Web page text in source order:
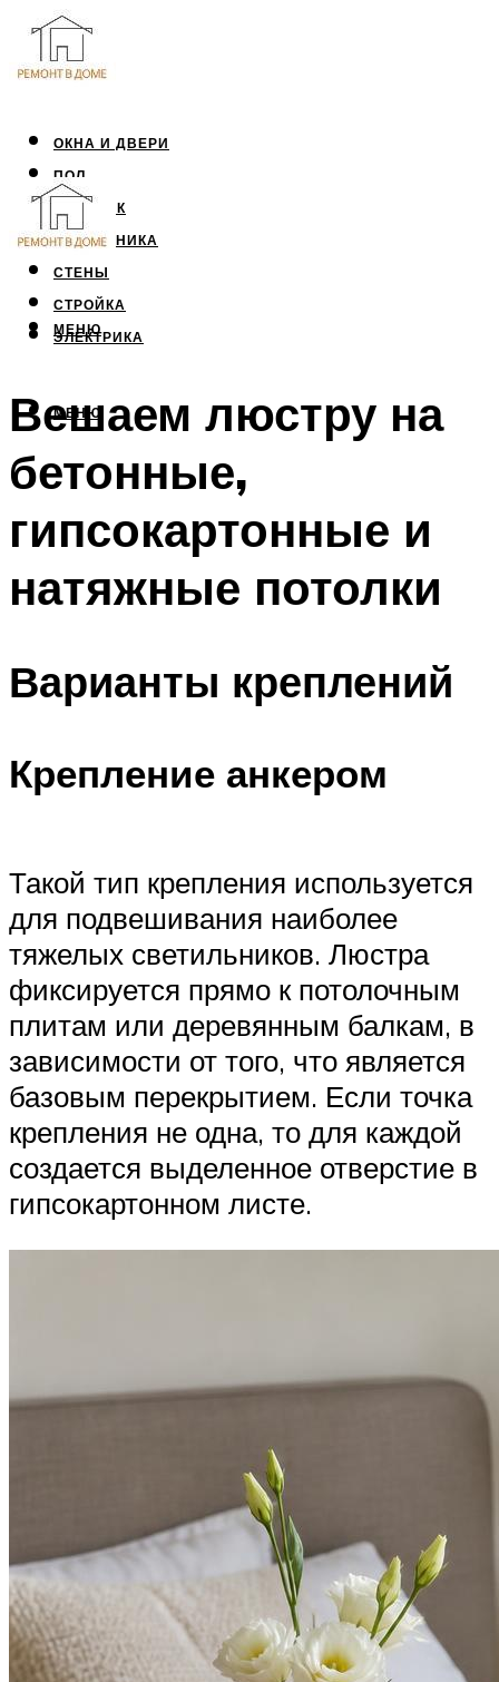
ОКНА И ДВЕРИ
ПОЛ
ПОТОЛОК
САНТЕХНИКА
СТЕНЫ
СТРОЙКА
ЭЛЕКТРИКА
МЕНЮ
МЕНЮ
Вешаем люстру на
бетонные,
гипсокартонные и
натяжные потолки
Варианты креплений
Крепление анкером
Такой тип крепления используется
для подвешивания наиболее
тяжелых светильников. Люстра
фиксируется прямо к потолочным
плитам или деревянным балкам, в
зависимости от того, что является
базовым перекрытием. Если точка
крепления не одна, то для каждой
создается выделенное отверстие в
гипсокартонном листе.